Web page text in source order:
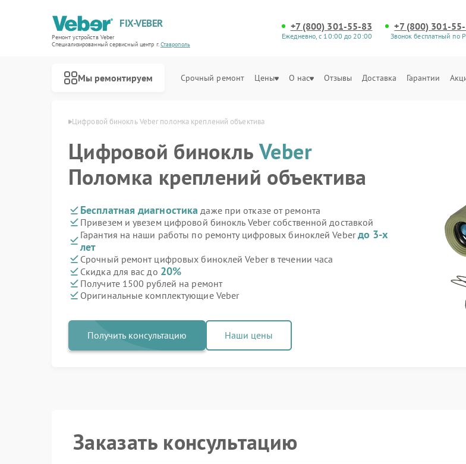
FIX-VEBER
Ремонт устройств Veber
Специализированный cервисный центр г.Ставрополь
+7 (800) 301-55-83
Ежедневно, с 10:00 до 20:00
+7 (800) 301-
Звонок бесплатный по
Мы ремонтируем Срочный ремонт Цены О нас Отзывы Доставка Гарантии
в Ставрополе Цифровой бинокль Veber поломка креплений объектива
Цифровой бинокльVeber
Поломка креплений объектива
Бесплатная диагностика даже при отказе от ремонта
Привезем и увезем цифровой бинокль Veber собственной доставкой
Гарантия на наши работы по ремонту цифровых биноклей Veberдо 3-х
лет
Срочный ремонт цифровых биноклей Veber в течении часа
Скидка для вас до 20%
Получите 1500 рублей на ремонт
Оригинальные комплектующие Veber
Получить консультацию Наши цены
Заказать консультацию